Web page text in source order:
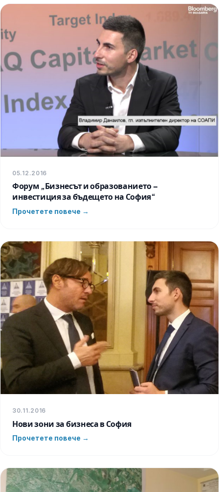
05.12.2016
Форум „Бизнесът и образованието –
инвестиция за бъдещето на София“
Прочетете повече →
30.11.2016
Нови зони за бизнеса в София
Прочетете повече →